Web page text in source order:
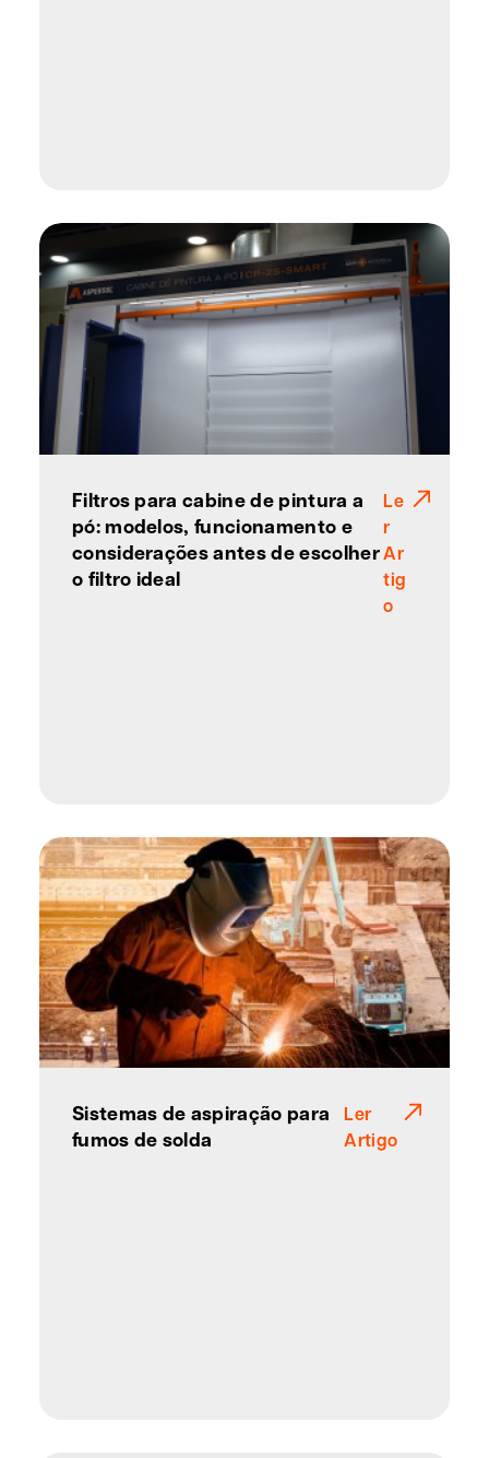
Filtros para cabine de pintura a
pó: modelos, funcionamento e
considerações antes de escolher
o filtro ideal
Le
r
Ar
tig
o
Sistemas de aspiração para
fumos de solda
Ler
Artigo